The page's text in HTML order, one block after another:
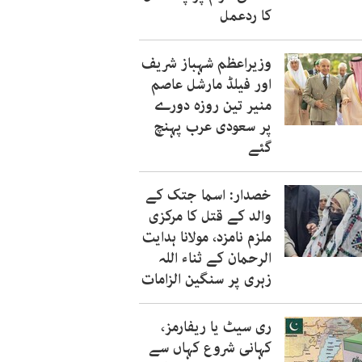
کا ردعمل
وزیراعظم شہباز شریف
اور فیلڈ مارشل عاصم
منیر تین روزہ دورے
پر سعودی عرب پہنچ
گئے
خصدار: اسما جتک کے
والد کے قتل کا مرکزی
ملزم نامزد، مولانا ہدایت
الرحمان کے ثناء اللہ
زہری پر سنگین الزامات
ری سیٹ یا ریفارمز،
کہانی شروع کہاں سے